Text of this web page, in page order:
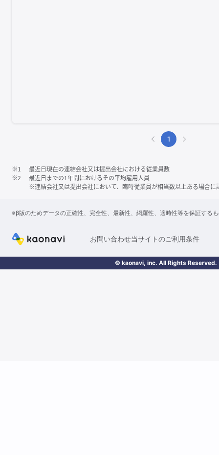
1
※1
最近日現在の連結会社又は提出会社における従業員数
※2
最近日までの1年間におけるその平均雇用人員
※連結会社又は提出会社において、臨時従業員が相当数以上ある場合に
※β版のためデータの正確性、完全性、最新性、網羅性、適時性等を保証する
お問い合わせ当サイトのご利用条件
© kaonavi, inc. All Rights Reserved.